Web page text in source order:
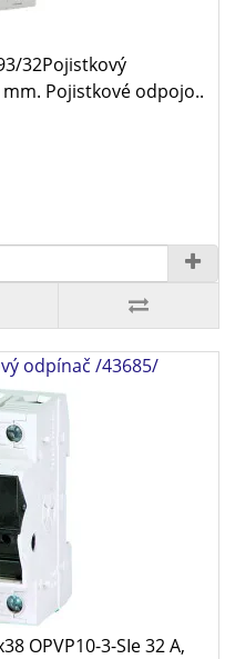
32Pojistkový
Pojistkové odpojo..
odpínač /43685/
OPVP10-3-SIe 32 A,